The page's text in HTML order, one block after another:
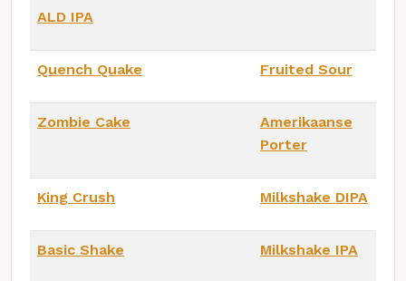
ALD IPA
Quench Quake Fruited Sour
Zombie Cake
Amerikaanse
Porter
King Crush Milkshake DIPA
Basic Shake Milkshake IPA